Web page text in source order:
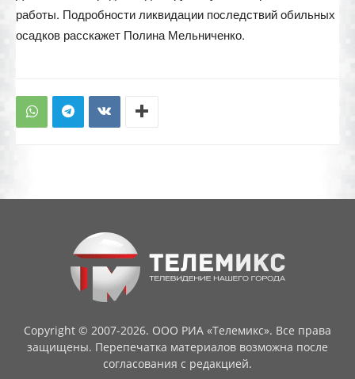
работы. Подробности ликвидации последствий обильных
осадков расскажет Полина Мельниченко.
Copyright © 2007-2026. ООО РИА «Телемикс». Все права
защищены. Перепечатка материалов возможна после
согласования с редакцией.